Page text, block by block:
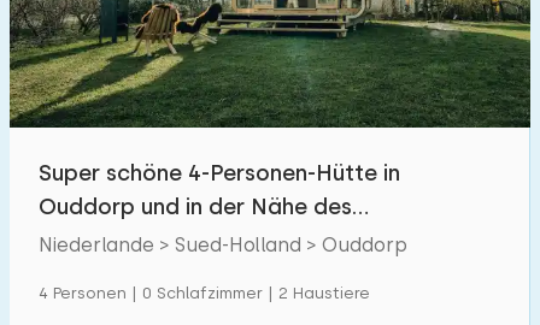
Super schöne 4-Personen-Hütte in
Ouddorp und in der Nähe des
Nordseestrandes
Niederlande > Sued-Holland > Ouddorp
4 Personen | 0 Schlafzimmer | 2 Haustiere